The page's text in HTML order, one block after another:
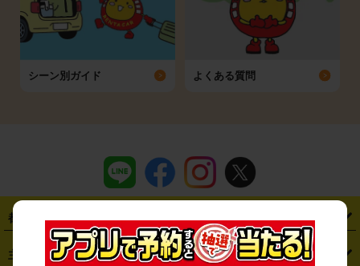
シーン別ガイド よくある質問
都道府県から探す
・ 北海道 ・青森県 ・岩手県 ・宮城県 ・秋田県 ・山形県
主要駅から探す